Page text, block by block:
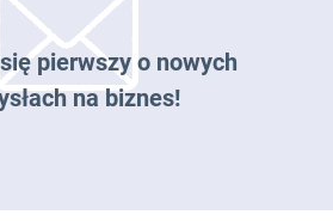
pierwszy o nowych
na biznes!